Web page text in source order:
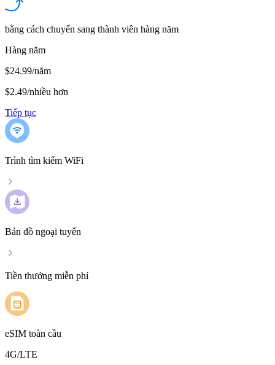
bằng cách chuyển sang thành viên hàng năm
Hàng năm
$24.99/năm
$2.49/nhiều hơn
Tiếp tục
Trình tìm kiếm WiFi
Bản đồ ngoại tuyến
Tiền thưởng miễn phí
eSIM toàn cầu
4G/LTE